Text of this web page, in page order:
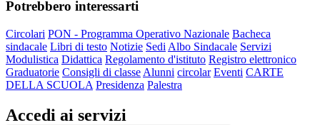
Potrebbero interessarti
Circolari PON - Programma Operativo Nazionale Bacheca
sindacale Libri di testo Notizie Sedi Albo Sindacale Servizi
Modulistica Didattica Regolamento d'istituto Registro elettronico
Graduatorie Consigli di classe Alunni circolar Eventi CARTE
DELLA SCUOLA Presidenza Palestra
Accedi ai servizi